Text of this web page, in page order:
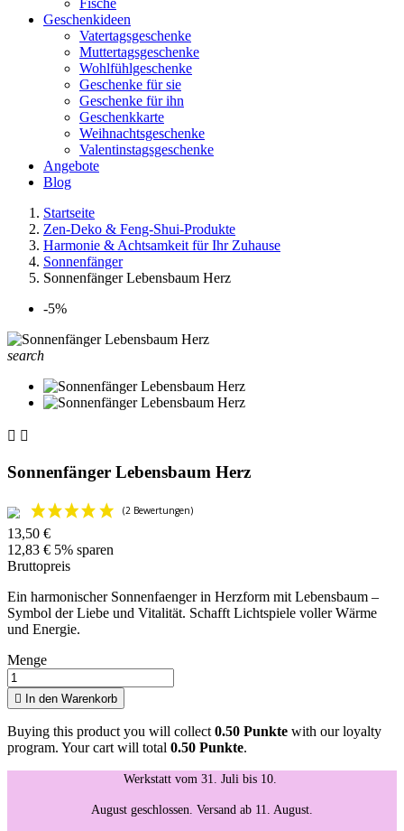
Fische
Geschenkideen
Vatertagsgeschenke
Muttertagsgeschenke
Wohlfühlgeschenke
Geschenke für sie
Geschenke für ihn
Geschenkkarte
Weihnachtsgeschenke
Valentinstagsgeschenke
Angebote
Blog
Startseite
Zen-Deko & Feng-Shui-Produkte
Harmonie & Achtsamkeit für Ihr Zuhause
Sonnenfänger
Sonnenfänger Lebensbaum Herz
-5%
search
 
Sonnenfänger Lebensbaum Herz
13,50 €
12,83 € 5% sparen
Bruttopreis
Ein harmonischer Sonnenfaenger in Herzform mit Lebensbaum –
Symbol der Liebe und Vitalität. Schafft Lichtspiele voller Wärme
und Energie.
Menge
 In den Warenkorb
Buying this product you will collect 0.50 Punkte with our loyalty
program. Your cart will total 0.50 Punkte.
Werkstatt vom 31. Juli bis 10.
August geschlossen. Versand ab 11. August.